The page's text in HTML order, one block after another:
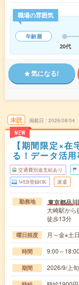
職場の雰囲気
年齢層
20代
気になる!
未読
NEW
掲載日 2026/08/04
【期間限定×在
る！データ活用
交通費別途支給あり
WEB登録OK 派遣
勤務地 東京都品川
大崎駅から
徒歩13分
曜日頻度 月～金※土
時間 9:00～
期間 2026/9/上